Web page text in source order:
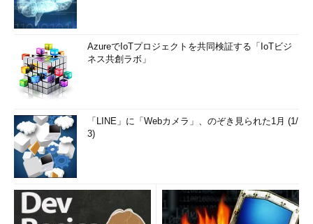
AzureでIoTプロジェクトを共同検証する「IoTビジ
ネス共創ラボ」
「LINE」に「Webカメラ」、のぞき見られた1月 (1/
3)